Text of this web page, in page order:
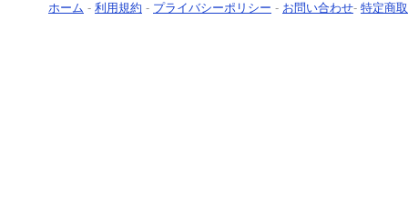
ホーム - 利用規約 - プライバシーポリシー - お問い合わせ- 特定商